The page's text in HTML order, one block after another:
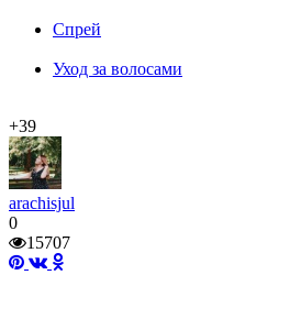
Спрей
Уход за волосами
+39
arachisjul
0
15707